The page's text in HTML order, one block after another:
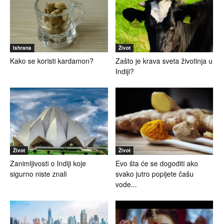
Ishrana
Kako se koristi kardamon?
Život
Zašto je krava sveta životinja u
Indiji?
Život
Zanimljivosti o Indiji koje
sigurno niste znali
Život
Evo šta će se dogoditi ako
svako jutro popijete čašu
vode...